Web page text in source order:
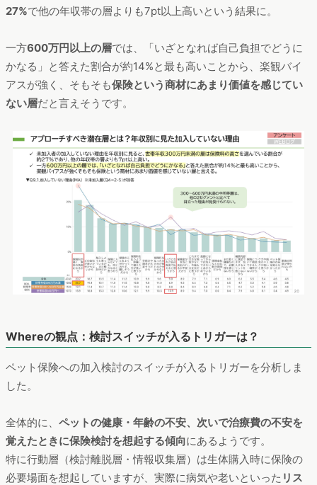
27%で他の年収帯の層よりも7pt以上高いという結果に。
一方600万円以上の層では、「いざとなれば自己負担でどうに
かなる」と答えた割合が約14%と最も高いことから、楽観バイ
アスが強く、そもそも保険という商材にあまり価値を感じてい
ない層だと言えそうです。
Whereの観点：検討スイッチが入るトリガーは？
ペット保険への加入検討のスイッチが入るトリガーを分析しま
した。
全体的に、 ペットの健康・年齢の不安、次いで治療費の不安を
覚えたときに保険検討を想起する傾向にあるようです。
特に行動層（検討離脱層・情報収集層）は生体購入時に保険の
必要場面を想起していますが、実際に病気や老いといった リス